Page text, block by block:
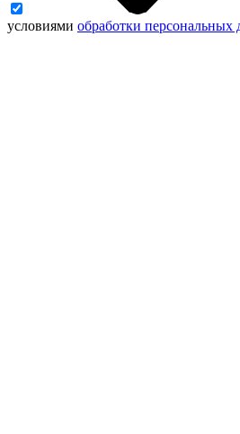
условиями обработки персональных